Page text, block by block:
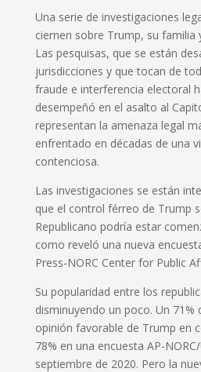
Una serie de investigaciones
ciernen sobre Trump, su familia
Las pesquisas, que se están
jurisdicciones y que tocan de
fraude e interferencia electoral
desempeñó en el asalto al
representan la amenaza legal
enfrentado en décadas de una
contenciosa.
Las investigaciones se están
que el control férreo de Trump
Republicano podría estar
como reveló una nueva
Press-NORC Center for Public
Su popularidad entre los
disminuyendo un poco. Un 71%
opinión favorable de Trump en
78% en una encuesta AP-
septiembre de 2020. Pero la